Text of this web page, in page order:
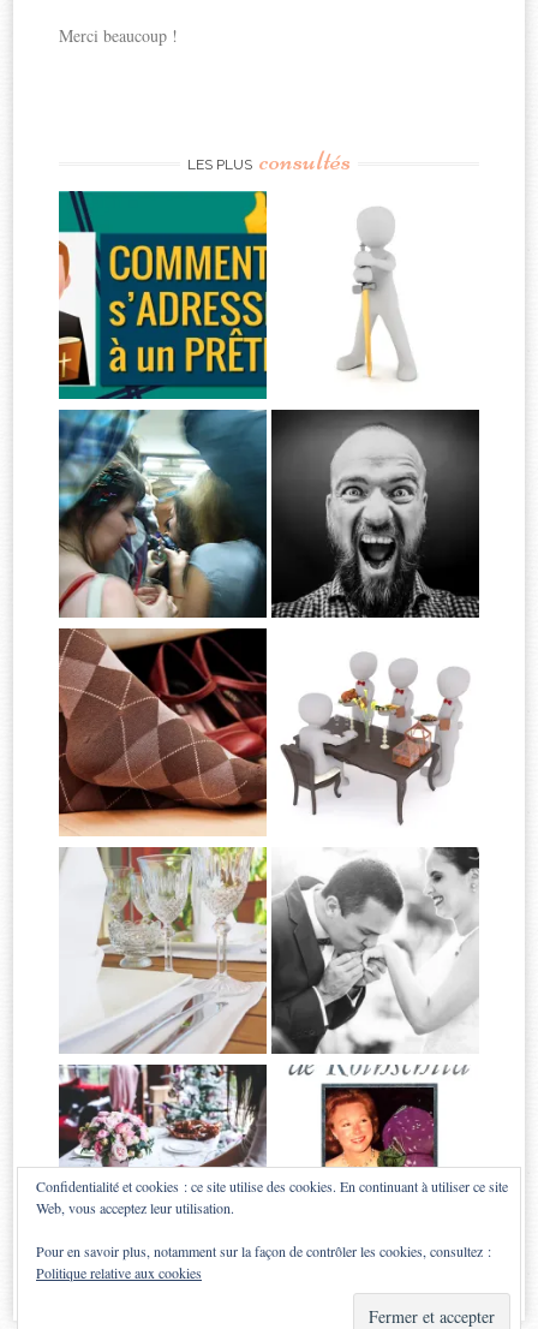
Merci beaucoup !
LES PLUS consultés
Confidentialité et cookies : ce site utilise des cookies. En continuant à utiliser ce site
Web, vous acceptez leur utilisation.
Pour en savoir plus, notamment sur la façon de contrôler les cookies, consultez :
Politique relative aux cookies